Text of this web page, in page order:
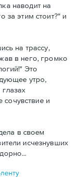
наводит на
за этим стоит?" и
на трассу,
в него, громко
Это
утро,
и
в своем
исчезнувших